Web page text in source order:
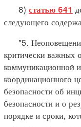
8) статью 641
следующего
"5. Неоповещение
критически важных
коммуникационной
координационного
безопасности об
безопасности и о
порядке и сроки,